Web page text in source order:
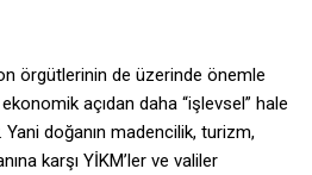
örgütlerinin de üzerinde önemle
açıdan daha “işlevsel” hale
Yani doğanın madencilik, turizm,
karşı YİKM’ler ve valiler